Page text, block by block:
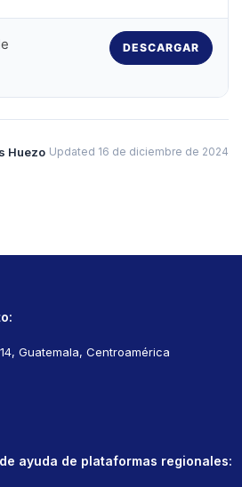
DESCARGAR
Huezo Updated 16 de diciembre de 2024
Guatemala, Centroamérica
ayuda de plataformas regionales: